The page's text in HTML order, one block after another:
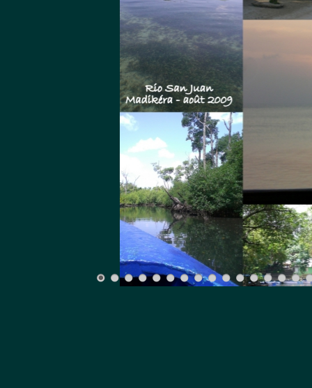
tranquillité d'esprit question
précaution et tous les
une pause technique !!!
tous les deux de la voiture et
minute à eux. Nous avions
sommes remontés en voiture
cours d'un de nos voyages
- A Nagua on est déposé à la
destination à 14 heures.
Rio San Juan avait été